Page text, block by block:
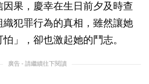
果，慶幸在生日前夕及時查
織犯罪行為的真相，雖然讓她
」，卻也激起她的鬥志。
廣告 - 請繼續往下閱讀